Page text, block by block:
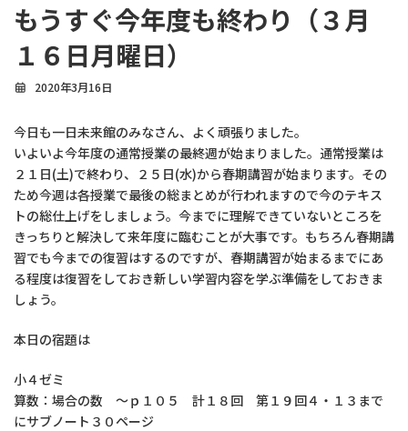
もうすぐ今年度も終わり（３月
１６日月曜日）
2020年3月16日
今日も一日未来館のみなさん、よく頑張りました。
いよいよ今年度の通常授業の最終週が始まりました。通常授業は
２１日(土)で終わり、２５日(水)から春期講習が始まります。その
ため今週は各授業で最後の総まとめが行われますので今のテキス
トの総仕上げをしましょう。今までに理解できていないところを
きっちりと解決して来年度に臨むことが大事です。もちろん春期講
習でも今までの復習はするのですが、春期講習が始まるまでにあ
る程度は復習をしておき新しい学習内容を学ぶ準備をしておきま
しょう。
本日の宿題は
小４ゼミ
算数：場合の数 ～ｐ１０５ 計１８回 第１９回４・１３まで
にサブノート３０ページ